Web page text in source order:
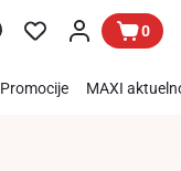
0
Promocije MAXI